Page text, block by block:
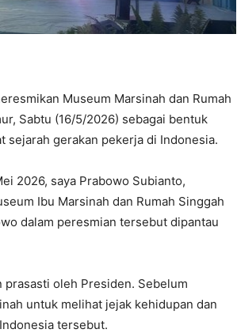
Museum Marsinah dan Rumah
Sabtu (16/5/2026) sebagai bentuk
sejarah gerakan pekerja di Indonesia.
2026, saya Prabowo Subianto,
Ibu Marsinah dan Rumah Singgah
dalam peresmian tersebut dipantau
oleh Presiden. Sebelum
untuk melihat jejak kehidupan dan
tersebut.